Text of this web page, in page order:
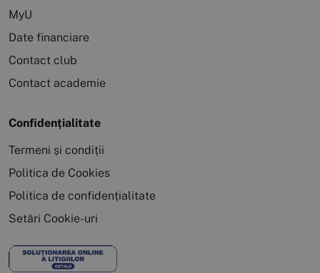
MyU
Date financiare
Contact club
Contact academie
Confidențialitate
Termeni și condiții
Politica de Cookies
Politica de confidențialitate
Setări Cookie-uri